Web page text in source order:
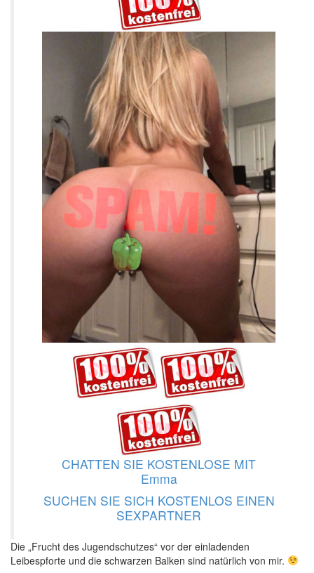
CHATTEN SIE KOSTENLOSE MIT
Emma
SUCHEN SIE SICH KOSTENLOS EINEN
SEXPARTNER
Die „Frucht des Jugendschutzes“ vor der einladenden
Leibespforte und die schwarzen Balken sind natürlich von mir.